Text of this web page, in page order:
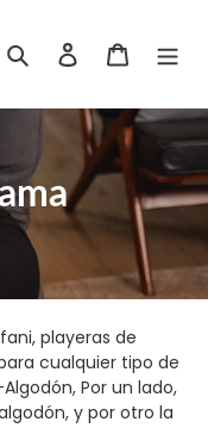
Buscar Ingresar Carrito
playeras de
cualquier tipo de
Por un lado,
y por otro la